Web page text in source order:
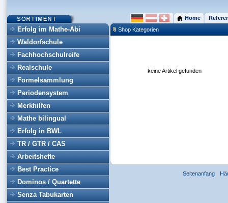
Erfolg im Mathe-Abi
Waldorfschule
Fachhochschulreife
Realschule
Formelsammlung
Periodensystem
Merkhilfen
Mathe bilingual
Erfolg in BWL
TR / GTR / CAS
Arbeitshefte
Best Practice
Dominos / Quartette
Senza Tabukarten
Home
Shop Kategorien
keine Artikel gefunden
Seitenanfang